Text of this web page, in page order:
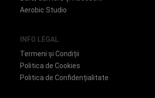
Aerobic Studio
INFO LEGAL
Termeni și Condiții
Politica de Cookies
Politica de Confidențialitate